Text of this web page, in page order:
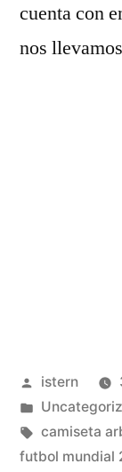
cuenta con
nos
Publicado
por
istern
Publicado
en
Etiquetas:
camiseta
futbol mundial